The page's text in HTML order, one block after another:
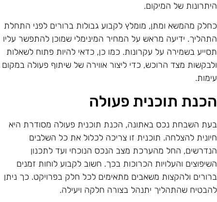
של המיקום.
מהמשא ומתן, מומלץ לקבוע גבולות ברורים לפני התחלת
ידיעה מראש על המחיר המינימלי שמוכן להתפשר עליו
בשמירה על עקרונות. כמו כן, כדאי להיות פתוח לשאלות
מצד הרוכש, כדי ליצור אווירה של שיתוף פעולה במקום
תוכנית פעולה
השבחת נכס באתונה, הכנת תוכנית פעולה מסודרת היא
להצלחה. תוכנית זו צריכה לכלול את כל השלבים
החל מהערכת מצב הנכס הנוכחי ועד לתכנון
והעלויות הכרוכות בכך. חשוב לקבוע לוחות זמנים
ולהקצות משאבים מתאימים לכל חלק בפרויקט. כך ניתן
שהתהליך יתנהל בצורה חלקה ויעילה.